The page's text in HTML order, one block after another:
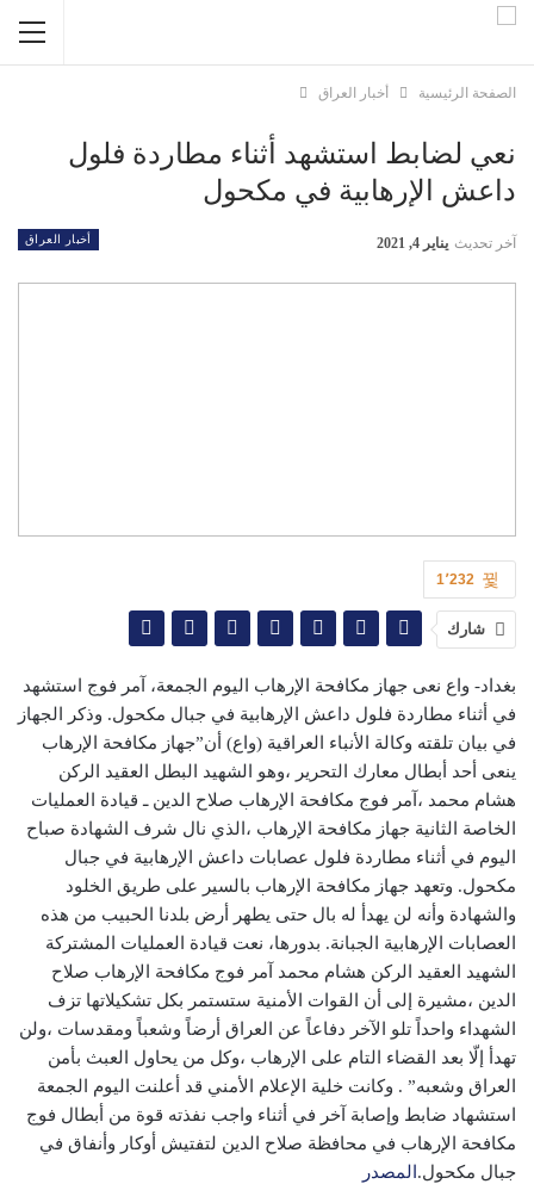
الصفحة الرئيسية أخبار العراق
نعي لضابط استشهد أثناء مطاردة فلول
داعش الإرهابية في مكحول
أخبار العراق آخر تحديث يناير 4, 2021
1٬232
شارك
بغداد- واع نعى جهاز مكافحة الإرهاب اليوم الجمعة، آمر فوج استشهد
في أثناء مطاردة فلول داعش الإرهابية في جبال مكحول. وذكر الجهاز
في بيان تلقته وكالة الأنباء العراقية (واع) أن”جهاز مكافحة الإرهاب
ينعى أحد أبطال معارك التحرير ،وهو الشهيد البطل العقيد الركن
هشام محمد ،آمر فوج مكافحة الإرهاب صلاح الدين ـ قيادة العمليات
الخاصة الثانية جهاز مكافحة الإرهاب ،الذي نال شرف الشهادة صباح
اليوم في أثناء مطاردة فلول عصابات داعش الإرهابية في جبال
مكحول. وتعهد جهاز مكافحة الإرهاب بالسير على طريق الخلود
والشهادة وأنه لن يهدأ له بال حتى يطهر أرض بلدنا الحبيب من هذه
العصابات الإرهابية الجبانة. بدورها، نعت قيادة العمليات المشتركة
الشهيد العقيد الركن هشام محمد آمر فوج مكافحة الإرهاب صلاح
الدين ،مشيرة إلى أن القوات الأمنية ستستمر بكل تشكيلاتها تزف
الشهداء واحداً تلو الآخر دفاعاً عن العراق أرضاً وشعباً ومقدسات ،ولن
تهدأ إلّا بعد القضاء التام على الإرهاب ،وكل من يحاول العبث بأمن
العراق وشعبه” . وكانت خلية الإعلام الأمني قد أعلنت اليوم الجمعة
استشهاد ضابط وإصابة آخر في أثناء واجب نفذته قوة من أبطال فوج
مكافحة الإرهاب في محافظة صلاح الدين لتفتيش أوكار وأنفاق في
جبال مكحول. المصدر